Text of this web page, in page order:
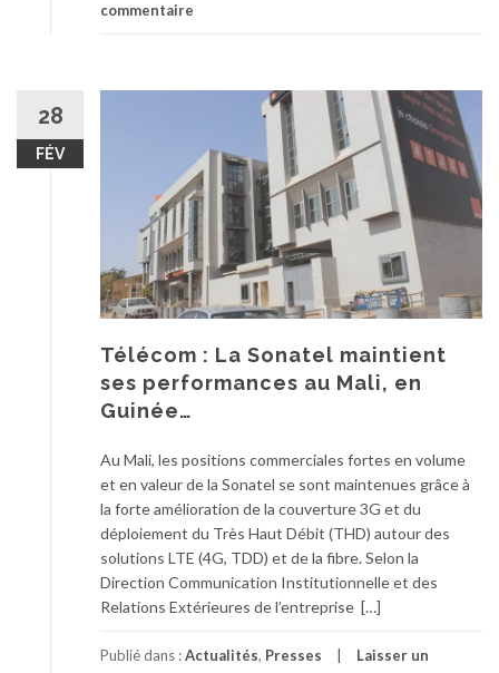
commentaire
28
FÉV
Télécom : La Sonatel maintient
ses performances au Mali, en
Guinée…
Au Mali, les positions commerciales fortes en volume
et en valeur de la Sonatel se sont maintenues grâce à
la forte amélioration de la couverture 3G et du
déploiement du Très Haut Débit (THD) autour des
solutions LTE (4G, TDD) et de la fibre. Selon la
Direction Communication Institutionnelle et des
Relations Extérieures de l’entreprise […]
Publié dans :Actualités, Presses Laisser un